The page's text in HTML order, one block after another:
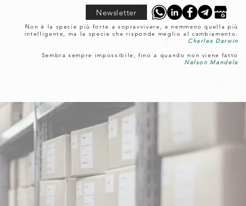
Newsletter
Non è la specie più forte a sopravvivere, e nemmeno quella più
intelligente, ma la specie che risponde meglio al cambiamento.
Charles Darwin
Sembra sempre impossibile, fino a quando non viene fatto
Nelson Mandela